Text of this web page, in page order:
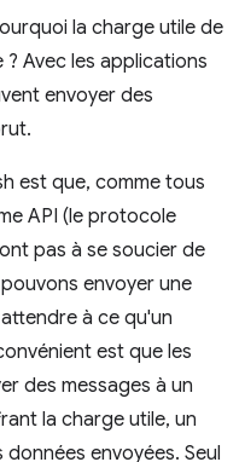
la charge utile de
Avec les applications
envoyer des
est que, comme tous
API (le protocole
pas à se soucier de
envoyer une
à ce qu'un
est que les
des messages à un
la charge utile, un
envoyées. Seul